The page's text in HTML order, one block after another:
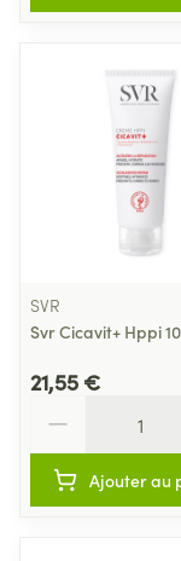
SVR
Svr Cicavit+ Hppi
21,55 €
Ajouter au